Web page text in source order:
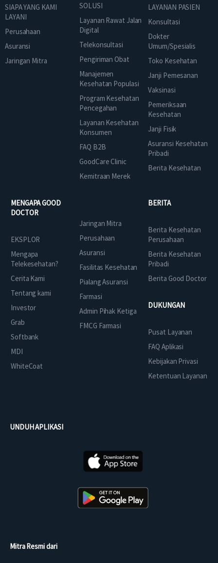
SIAPA YANG KAMI
LAYANI
Perusahaan
Asuransi
Jaringan Mitra
SOLUSI
Layanan Rawat Jalan
Digital
Telekonsultasi
Pengiriman Obat
Manajemen
Kesehatan Populasi
Program Kesehatan
Pencegahan
Layanan Kesehatan
Konsumen
FAQ B2B
GoodCare Clinic
Kemitraan Merek
LAYANAN PASIEN
Konsultasi
Dokter
Umum/Spesialis
Toko Kesehatan
Janji Pemesanan
Vaksinasi
Pemeriksaan
Kesehatan
Janji Fisik
Asuransi Kesehatan
Pribadi
Berita Kesehatan
MENGAPA GOOD
DOCTOR
EKSPLOR
Mengapa
Telekesehatan?
Cerita Kami
Tentang kami
Investor
Grab
Softbank
MDI
WhiteCoat
Jaringan Mitra
Perusahaan
Asuransi
Fasilitas Kesehatan
Pialang Asuransi
Farmasi
Admin Pihak Ketiga
FMCG Farmasi
BERITA
Berita Kesehatan
Perusahaan
Berita Kesehatan
Pribadi
Berita Good Doctor
DUKUNGAN
Pusat Layanan
FAQ Aplikasi
Kebijakan Privasi
Ketentuan Layanan
UNDUH APLIKASI
Mitra Resmi dari